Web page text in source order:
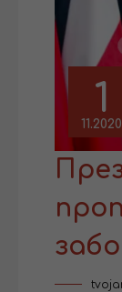
1
11.2020